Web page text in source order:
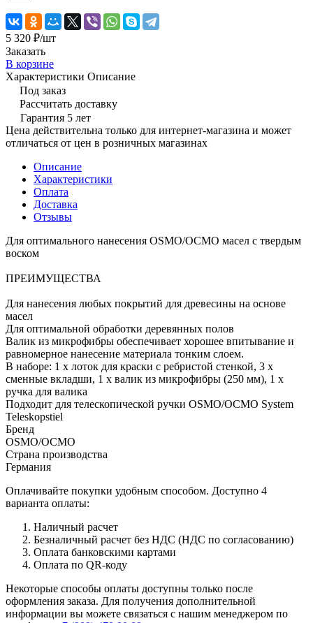
5 320 ₽/шт
Заказать
В корзине
Характеристики Описание
Под заказ
Рассчитать доставку
Гарантия 5 лет
Цена действительна только для интернет-магазина и может
отличаться от цен в розничных магазинах
Описание
Характеристики
Оплата
Доставка
Отзывы
Для оптимального нанесения OSMO/ОСМО масел с твердым
воском
ПРЕИМУЩЕСТВА
Для нанесения любых покрытий для древесины на основе
масел
Для оптимальной обработки деревянных полов
Валик из микрофибры обеспечивает хорошее впитывание и
равномерное нанесение материала тонким слоем.
В наборе: 1 х лоток для краски с ребристой стенкой, 3 х
сменные вкладши, 1 х валик из микрофибры (250 мм), 1 х
ручка для валика
Подходит для телескопической ручки OSMO/ОСМО System
Teleskopstiel
Бренд
OSMO/ОСМО
Страна производства
Германия
Оплачивайте покупки удобным способом. Доступно 4
варианта оплаты:
Наличный расчет
Безналичный расчет без НДС (НДС по согласованию)
Оплата банковскими картами
Оплата по QR-коду
Некоторые способы оплаты доступны только после
оформления заказа. Для получения дополнительной
информации вы можете связаться с нашим менеджером по